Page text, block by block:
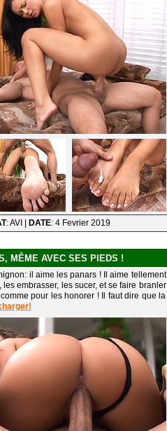
: AVI | DATE: 4 Fevrier 2019
MÊME AVEC SES PIEDS !
il aime les panars ! Il aime tellement
embrasser, les sucer, et se faire branler
pour les honorer ! Il faut dire que la